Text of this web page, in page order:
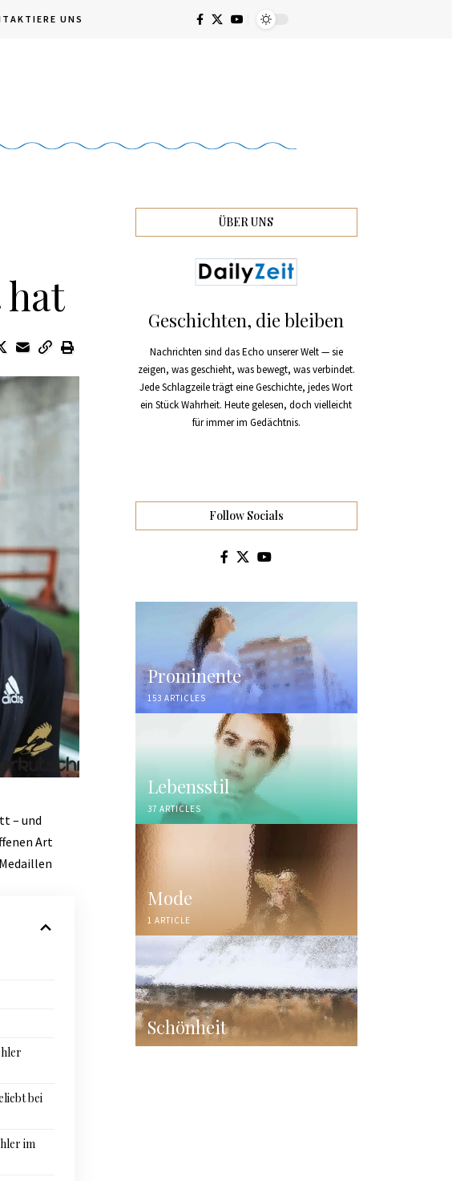
UNS
– und
Art
bei
im
ÜBER UNS
Geschichten, die bleiben
Nachrichten sind das Echo unserer Welt — sie
zeigen, was geschieht, was bewegt, was verbindet.
Jede Schlagzeile trägt eine Geschichte, jedes Wort
ein Stück Wahrheit. Heute gelesen, doch vielleicht
für immer im Gedächtnis.
Follow Socials
Prominente
153 ARTICLES
Lebensstil
37 ARTICLES
Mode
1 ARTICLE
Schönheit